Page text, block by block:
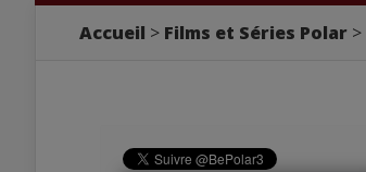
Accueil Films et Séries Polar